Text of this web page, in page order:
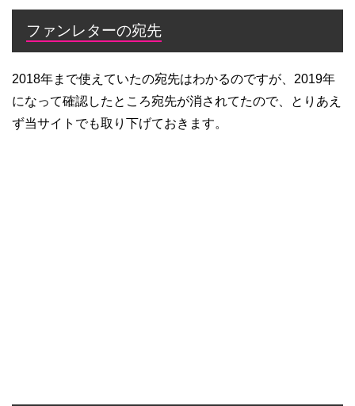
ファンレターの宛先
2018年まで使えていたの宛先はわかるのですが、2019年
になって確認したところ宛先が消されてたので、とりあえ
ず当サイトでも取り下げておきます。